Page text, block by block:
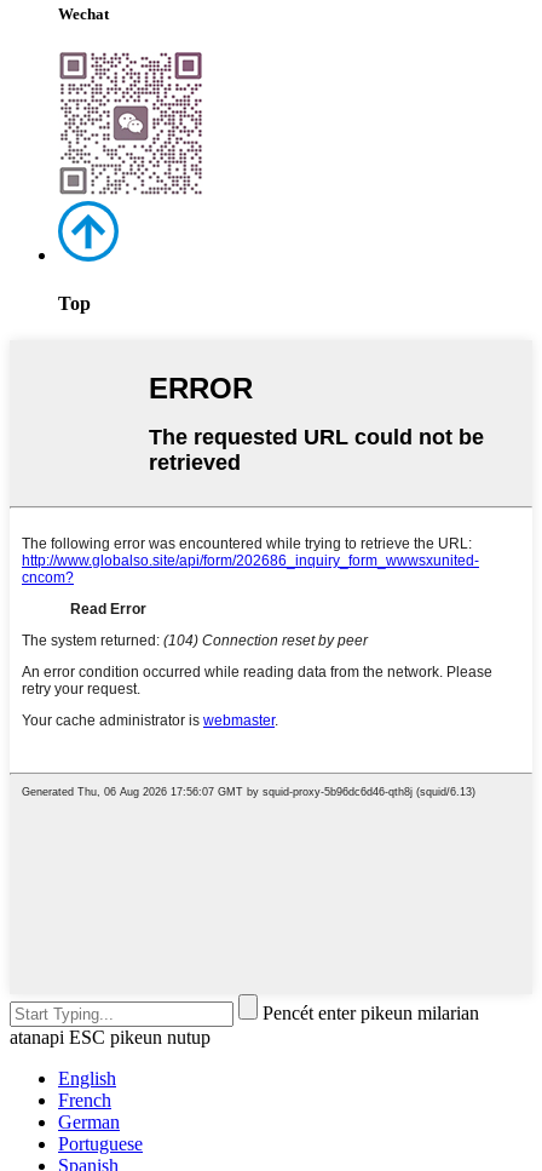
Wechat
Top
Pencét enter pikeun milarian
atanapi ESC pikeun nutup
English
French
German
Portuguese
Spanish